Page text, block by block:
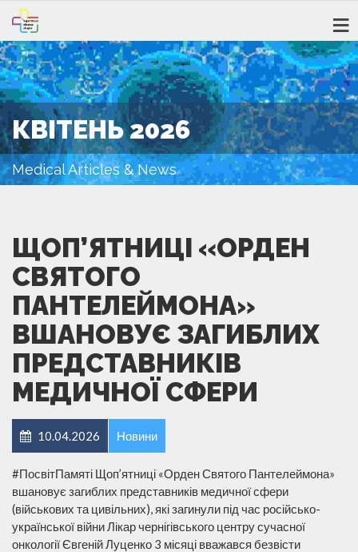
КВІТЕНЬ 2026
Medical Articles & News
ЩОП’ЯТНИЦІ «ОРДЕН
СВЯТОГО
ПАНТЕЛЕЙМОНА»
ВШАНОВУЄ ЗАГИБЛИХ
ПРЕДСТАВНИКІВ
МЕДИЧНОЇ СФЕРИ
10.04.2026 Новини
#ПосвітПамяті Щоп’ятниці «Орден Святого Пантелеймона»
вшановує загиблих представників медичної сфери
(військових та цивільних), які загинули під час російсько-
української війни Лікар чернігівського центру сучасної
онкології Євгеній Луценко 3 місяці вважався безвісти